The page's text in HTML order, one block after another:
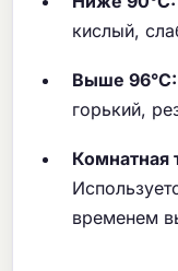
кислый,
Выше 96°C:
горький,
Комнатная
временем